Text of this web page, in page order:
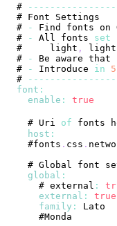
# -- -- -- -- -- -- -- --
# Font
Settings
#
- Find fonts on
#
- All fonts set
#     light ,
#
-
Be
#
- Introduce in
#
-- -- -- -- -- -- -- --
font :
enable : true
  #
Uri of fonts
host :
  #fonts
. css .
  #
Global font
global :
    # external
:
external :
true
family :
Lato
    #
Monda